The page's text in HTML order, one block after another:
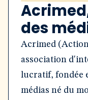
des
Acrimed
association
lucratif, fondée
médias né du